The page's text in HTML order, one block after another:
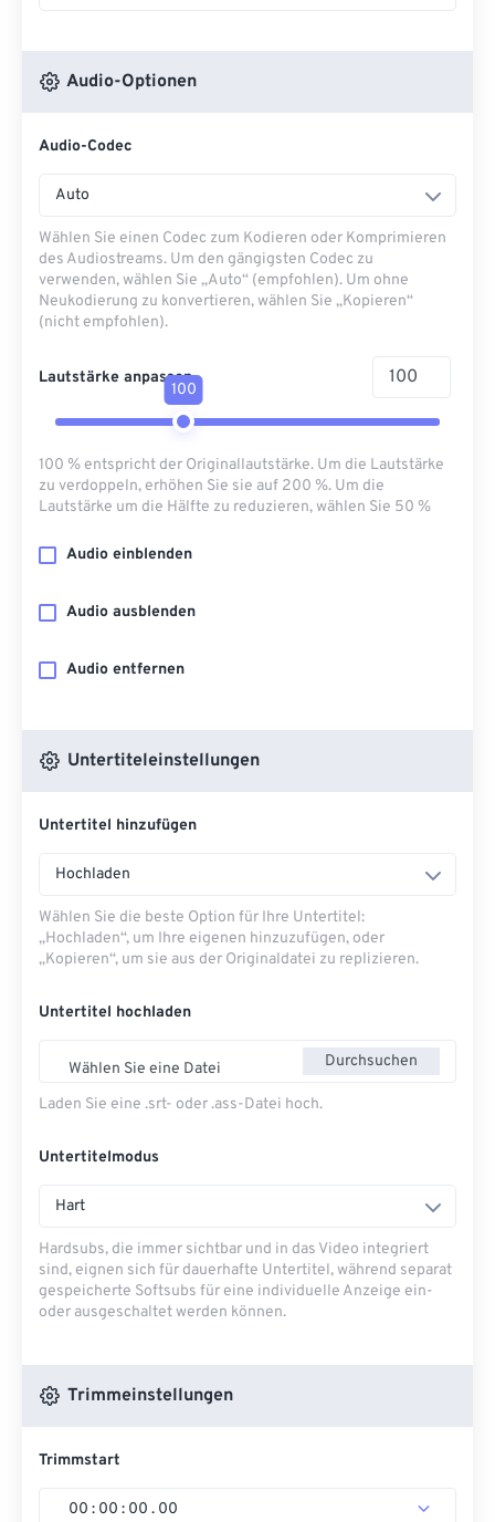
Audio-Optionen
Audio-Codec
Auto
Wählen Sie einen Codec zum Kodieren oder Komprimieren
des Audiostreams. Um den gängigsten Codec zu
verwenden, wählen Sie „Auto“ (empfohlen). Um ohne
Neukodierung zu konvertieren, wählen Sie „Kopieren“
(nicht empfohlen).
Lautstärke anpassen
100
100 % entspricht der Originallautstärke. Um die Lautstärke
zu verdoppeln, erhöhen Sie sie auf 200 %. Um die
Lautstärke um die Hälfte zu reduzieren, wählen Sie 50 %
Audio einblenden
Audio ausblenden
Audio entfernen
Untertiteleinstellungen
Untertitel hinzufügen
Hochladen
Wählen Sie die beste Option für Ihre Untertitel:
„Hochladen“, um Ihre eigenen hinzuzufügen, oder
„Kopieren“, um sie aus der Originaldatei zu replizieren.
Untertitel hochladen
Wählen Sie eine Datei Durchsuchen
Laden Sie eine .srt- oder .ass-Datei hoch.
Untertitelmodus
Hart
Hardsubs, die immer sichtbar und in das Video integriert
sind, eignen sich für dauerhafte Untertitel, während separat
gespeicherte Softsubs für eine individuelle Anzeige ein-
oder ausgeschaltet werden können.
Trimmeinstellungen
Trimmstart
00 : 00 : 00 . 00